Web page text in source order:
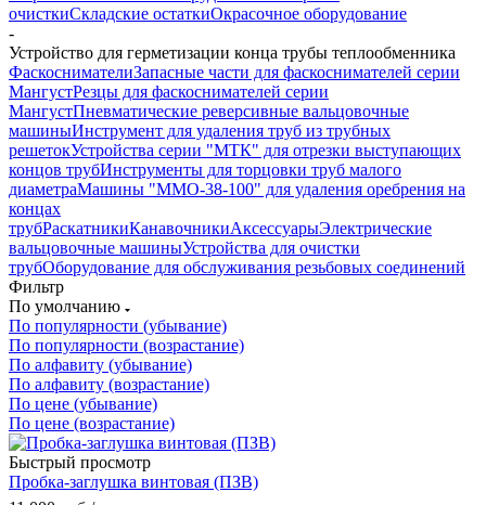
очисткиСкладские остаткиОкрасочное оборудование
-
Устройство для герметизации конца трубы теплообменника
ФаскоснимателиЗапасные части для фаскоснимателей серии
МангустРезцы для фаскоснимателей серии
МангустПневматические реверсивные вальцовочные
машиныИнструмент для удаления труб из трубных
решетокУстройства серии "МТК" для отрезки выступающих
концов трубИнструменты для торцовки труб малого
диаметраМашины "ММО-38-100" для удаления оребрения на
концах
трубРаскатникиКанавочникиАксессуарыЭлектрические
вальцовочные машиныУстройства для очистки
трубОборудование для обслуживания резьбовых соединений
Фильтр
По умолчанию
По популярности (убывание)
По популярности (возрастание)
По алфавиту (убывание)
По алфавиту (возрастание)
По цене (убывание)
По цене (возрастание)
Быстрый просмотр
Пробка-заглушка винтовая (ПЗВ)